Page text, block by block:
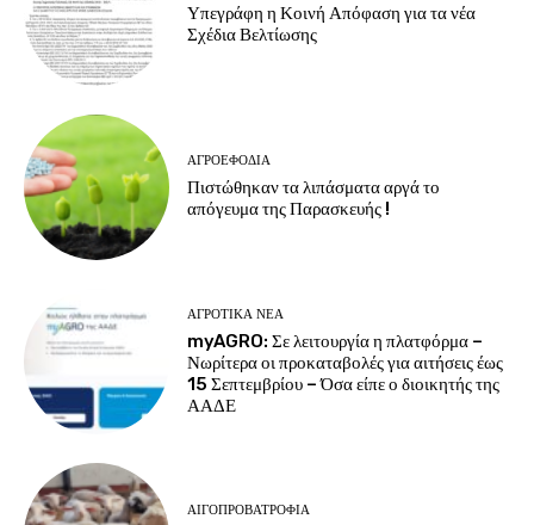
Υπεγράφη η Κοινή Απόφαση για τα νέα
Σχέδια Βελτίωσης
ΑΓΡΟΕΦΌΔΙΑ
Πιστώθηκαν τα λιπάσματα αργά το
απόγευμα της Παρασκευής !
ΑΓΡΟΤΙΚΆ ΝΈΑ
myAGRO: Σε λειτουργία η πλατφόρμα –
Νωρίτερα οι προκαταβολές για αιτήσεις έως
15 Σεπτεμβρίου – Όσα είπε ο διοικητής της
ΑΑΔΕ
ΑΙΓΟΠΡΟΒΑΤΡΟΦΊΑ